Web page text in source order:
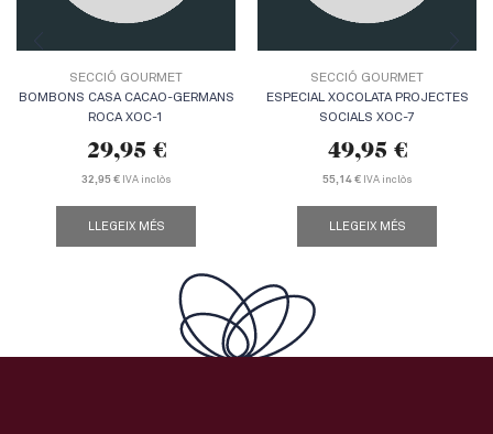
SECCIÓ GOURMET
BOMBONS CASA CACAO-GERMANS
ROCA XOC-1
29,95 €
32,95 € IVA inclòs
LLEGEIX MÉS
SECCIÓ GOURMET
ESPECIAL XOCOLATA PROJECTES
SOCIALS XOC-7
49,95 €
55,14 € IVA inclòs
LLEGEIX MÉS